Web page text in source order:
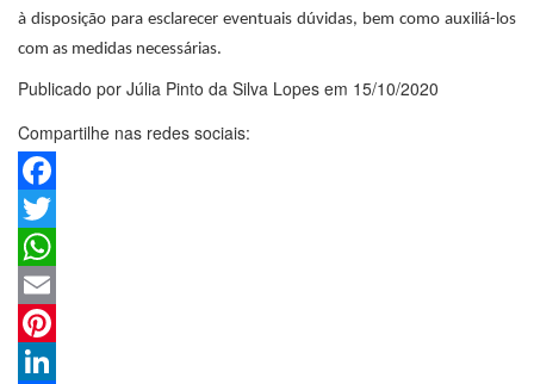
à disposição para esclarecer eventuais dúvidas, bem como auxiliá-los
com as medidas necessárias.
Publicado por Júlia Pinto da Silva Lopes em 15/10/2020
Compartilhe nas redes sociais:
Facebook
Twitter
WhatsApp
Email
Pinterest